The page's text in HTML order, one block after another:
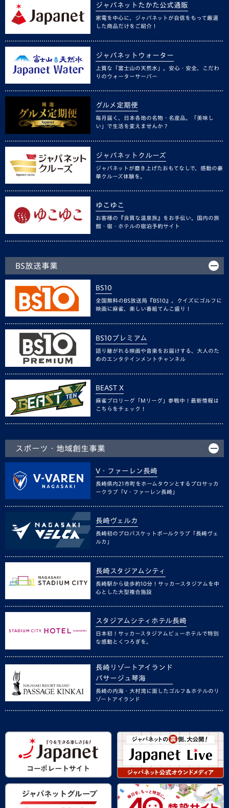
ジャパネットたかた公式通販
家電を中心に、ジャパネットが自信をもって厳選
した商品だけをご紹介！
ジャパネットウォーター
上質な「富士山の天然水」。安心・安全、こだわ
りのウォーターサーバー
グルメ定期便
毎月届く、日本各地の名物・名産品。「美味し
い」で生活を変えませんか？
ジャパネットクルーズ
ジャパネットが磨き上げたおもてなしで、感動の豪
華クルーズ体験を。
ゆこゆこ
お客様の『良質な温泉旅』をお手伝い。国内の旅
館・宿・ホテルの宿泊予約サイト
BS放送事業
BS10
全国無料のBS放送局『BS10』。クイズにゴルフに
映画に麻雀、楽しい番組てんこ盛り！
BS10プレミアム
語り継がれる映画や音楽をお届けする、大人のた
めのエンタテインメントチャンネル
BEAST X
麻雀プロリーグ「Mリーグ」参戦中！最新情報は
こちらをチェック！
スポーツ・地域創生事業
V・ファーレン長崎
長崎県内21市町をホームタウンとするプロサッカ
ークラブ「V・ファーレン長崎」
長崎ヴェルカ
長崎初のプロバスケットボールクラブ「長崎ヴェ
ルカ」
長崎スタジアムシティ
長崎駅から徒歩約10分！サッカースタジアムを中
心とした大型複合施設
スタジアムシティホテル長崎
日本初！サッカースタジアムビューホテルで特別
な感動とくつろぎを。
長崎リゾートアイランド
パサージュ琴海
長崎の内海・大村湾に面したゴルフ＆ホテルのリ
ゾートアイランド